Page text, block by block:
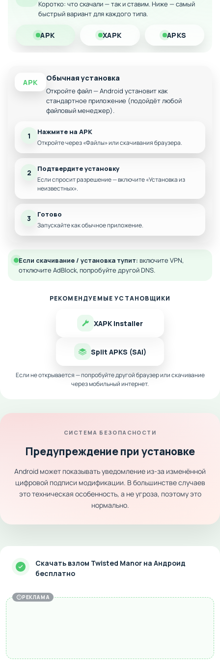
Улучшенная графика и переработанные
визуальные эффекты
Дополнительные уровни и усложненные
головоломки
Безлимитные ресурсы и подсказки
Коротко: что скачали — так и ставим. Ниже — самый
быстрый вариант для каждого типа.
APK XAPK APKS
APK Обычная установка
Откройте файл — Android установит как
стандартное приложение (подойдёт любой
файловый менеджер).
1 Нажмите на APK
Откройте через «Файлы» или скачивания браузера.
2 Подтвердите установку
Если спросит разрешение — включите «Установка из
неизвестных».
3 Готово
Запускайте как обычное приложение.
Если скачивание / установка тупит: включите VPN,
отключите AdBlock, попробуйте другой DNS.
РЕКОМЕНДУЕМЫЕ УСТАНОВЩИКИ
XAPK Installer
Split APKS (SAI)
Если не открывается — попробуйте другой браузер или скачивание
через мобильный интернет.
СИСТЕМА БЕЗОПАСНОСТИ
Предупреждение при установке
Android может показывать уведомление из-за изменённой
цифровой подписи модификации. В большинстве случаев
это техническая особенность, а не угроза, поэтому это
нормально.
Скачать взлом Twisted Manor на Андроид
бесплатно
РЕКЛАМА